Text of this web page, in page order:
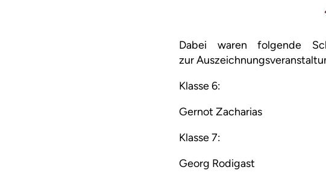
Dabei waren folgende
zur
Klasse 6:
Gernot Zacharias
Klasse 7:
Georg Rodigast